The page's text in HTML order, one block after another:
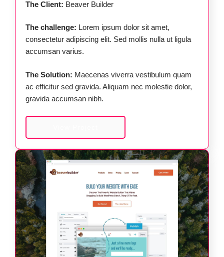
The Client: Beaver Builder
The challenge: Lorem ipsum dolor sit amet,
consectetur adipiscing elit. Sed mollis nulla ut ligula
accumsan varius.
The Solution: Maecenas viverra vestibulum quam
ac efficitur sed gravida. Aliquam nec molestie dolor,
gravida accumsan nibh.